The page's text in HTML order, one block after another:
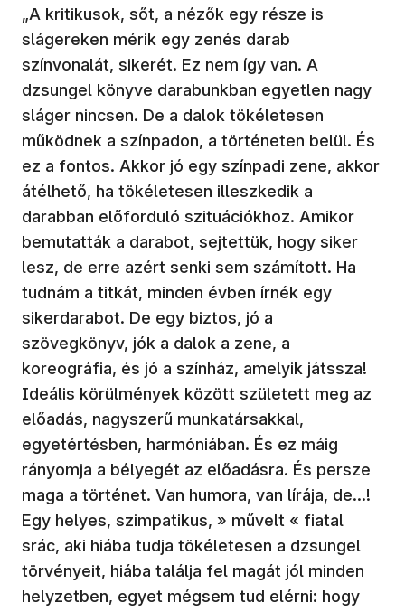
„A kritikusok, sőt, a nézők egy része is
slágereken mérik egy zenés darab
színvonalát, sikerét. Ez nem így van. A
dzsungel könyve darabunkban egyetlen nagy
sláger nincsen. De a dalok tökéletesen
működnek a színpadon, a történeten belül. És
ez a fontos. Akkor jó egy színpadi zene, akkor
átélhető, ha tökéletesen illeszkedik a
darabban előforduló szituációkhoz. Amikor
bemutatták a darabot, sejtettük, hogy siker
lesz, de erre azért senki sem számított. Ha
tudnám a titkát, minden évben írnék egy
sikerdarabot. De egy biztos, jó a
szövegkönyv, jók a dalok a zene, a
koreográfia, és jó a színház, amelyik játssza!
Ideális körülmények között született meg az
előadás, nagyszerű munkatársakkal,
egyetértésben, harmóniában. És ez máig
rányomja a bélyegét az előadásra. És persze
maga a történet. Van humora, van lírája, de…!
Egy helyes, szimpatikus, » művelt « fiatal
srác, aki hiába tudja tökéletesen a dzsungel
törvényeit, hiába találja fel magát jól minden
helyzetben, egyet mégsem tud elérni: hogy